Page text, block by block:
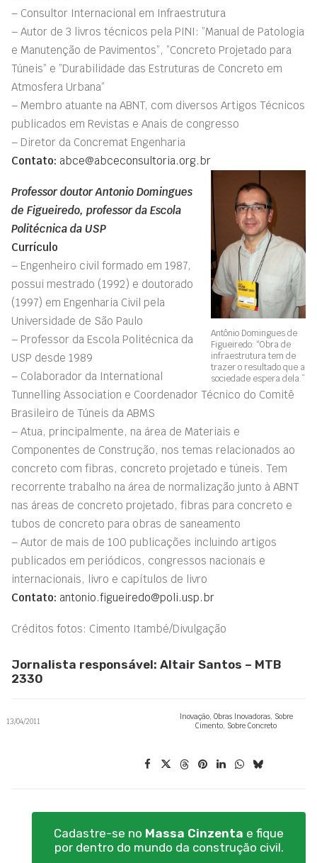
– Consultor Internacional em Infraestrutura
– Autor de 3 livros técnicos pela PINI: ”Manual de Patologia
e Manutenção de Pavimentos”, ”Concreto Projetado para
Túneis” e ”Durabilidade das Estruturas de Concreto em
Atmosfera Urbana”
– Membro atuante na ABNT, com diversos Artigos Técnicos
publicados em Revistas e Anais de congresso
– Diretor da Concremat Engenharia
Contato: abce@abceconsultoria.org.br
Antônio Domingues de
Figueiredo: “Obra de
infraestrutura tem de
trazer o resultado que a
sociedade espera dela.”
Professor doutor Antonio Domingues
de Figueiredo, professor da Escola
Politécnica da USP
Currículo
– Engenheiro civil formado em 1987,
possui mestrado (1992) e doutorado
(1997) em Engenharia Civil pela
Universidade de São Paulo
– Professor da Escola Politécnica da
USP desde 1989
– Colaborador da International
Tunnelling Association e Coordenador Técnico do Comitê
Brasileiro de Túneis da ABMS
– Atua, principalmente, na área de Materiais e
Componentes de Construção, nos temas relacionados ao
concreto com fibras, concreto projetado e túneis. Tem
recorrente trabalho na área de normalização junto à ABNT
nas áreas de concreto projetado, fibras para concreto e
tubos de concreto para obras de saneamento
– Autor de mais de 100 publicações incluindo artigos
publicados em periódicos, congressos nacionais e
internacionais, livro e capítulos de livro
Contato: antonio.figueiredo@poli.usp.br
Créditos fotos: Cimento Itambé/Divulgação
Jornalista responsável: Altair Santos – MTB
2330
13/04/2011 Inovação, Obras Inovadoras, Sobre
Cimento, Sobre Concreto
Cadastre-se no Massa Cinzenta e fique
por dentro do mundo da construção civil.